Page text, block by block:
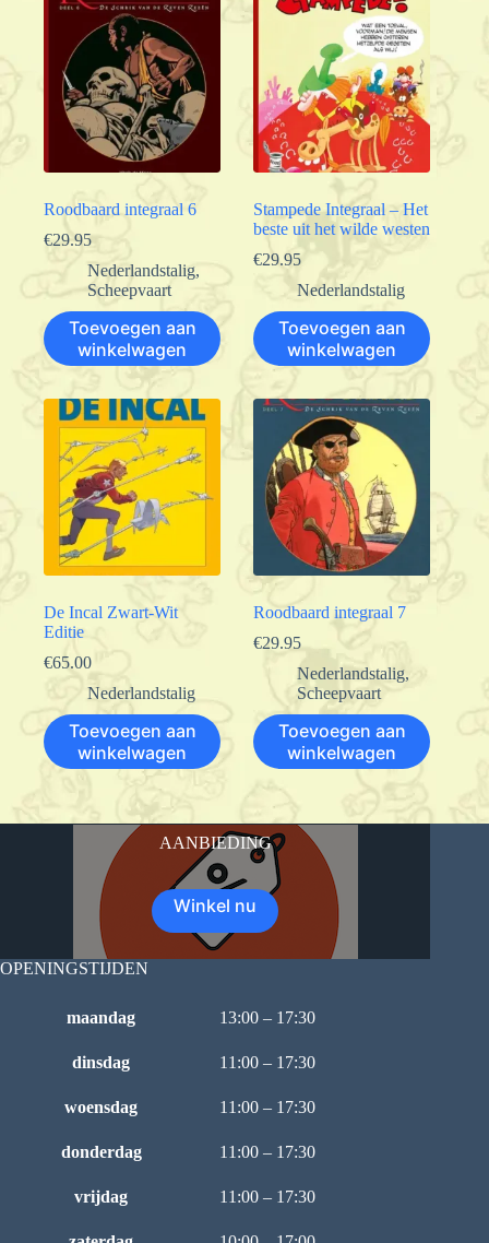
Roodbaard integraal 6
€29.95
Nederlandstalig,
Scheepvaart
Toevoegen aan
winkelwagen
Stampede Integraal – Het
beste uit het wilde westen
€29.95
Nederlandstalig
Toevoegen aan
winkelwagen
De Incal Zwart-Wit
Editie
€65.00
Nederlandstalig
Toevoegen aan
winkelwagen
Roodbaard integraal 7
€29.95
Nederlandstalig,
Scheepvaart
Toevoegen aan
winkelwagen
AANBIEDING
Winkel nu
OPENINGSTIJDEN
maandag 13:00 – 17:30
dinsdag 11:00 – 17:30
woensdag 11:00 – 17:30
donderdag 11:00 – 17:30
vrijdag 11:00 – 17:30